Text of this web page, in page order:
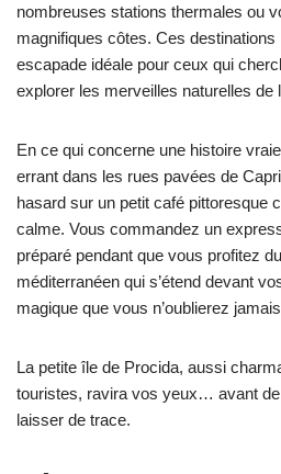
nombreuses stations thermales ou
magnifiques côtes. Ces
escapade idéale pour ceux qui
explorer les merveilles naturelles de
En ce qui concerne une histoire
errant dans les rues pavées de
hasard sur un petit café pittoresque
calme. Vous commandez un
préparé pendant que vous profitez
méditerranéen qui s’étend devant
magique que vous n’oublierez
La petite île de Procida, aussi
touristes, ravira vos yeux… avant
laisser de trace.